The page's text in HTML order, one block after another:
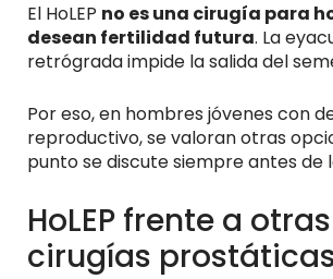
El HoLEP no es una cirugía para
desean fertilidad futura. La
retrógrada impide la salida del
Por eso, en hombres jóvenes con
reproductivo, se valoran otras
punto se discute siempre antes de
HoLEP frente a otras
cirugías